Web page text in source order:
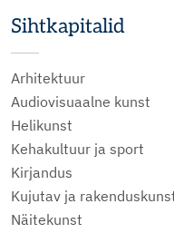
Sihtkapitalid
Arhitektuur
Audiovisuaalne kunst
Helikunst
Kehakultuur ja sport
Kirjandus
Kujutav ja
Näitekunst